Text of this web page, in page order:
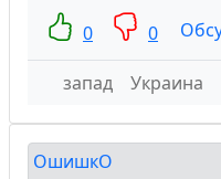
0
0
запад Украина
ОшишкО